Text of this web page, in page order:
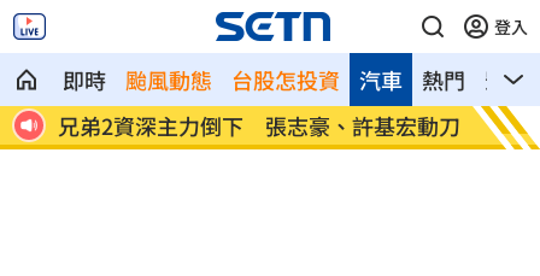
登入
即時 颱風動態 台股怎投資 熱門 影音
汽車
兄弟2資深主力倒下 張志豪、許基宏動刀 美國揭最
光